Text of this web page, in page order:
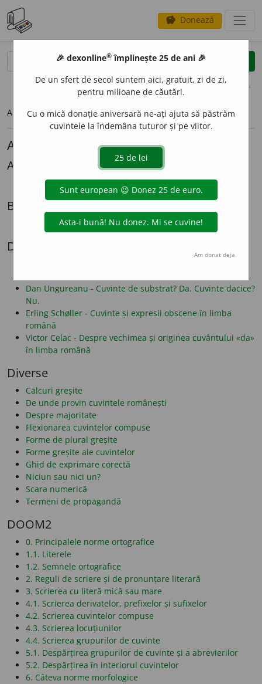
savings Donează
opțiuni
Articolul pe care îl căutați nu există.
Alte articole lingvistice
Alexandru Graur
Mi-ar *place
Biografii
Radiografia unei expatrieri - Cazul Lazăr Șăineanu
Dezbateri
Dan Ungureanu - Cuvinte de substrat? Da. Cuvinte dacice?
Nu.
Erling Schøller - Cuvinte și expresii obscene în limba
română
Victor Celac - Despre vechimea și originea cuvântului «da»
în limba română
Diverse
Calcuri greșite
De unde provin cuvintele românești
Despre majoritate
Flexionarea cuvintelor compuse
Forme de plural greșite
Forme greșite ale cuvintelor
Ghid de exprimare corectă
Niciun sau nici un?
Scara numerică
Termeni de propagandă
DOOM2
0. Principalele norme ortografice
1.1. Literele
1.2. Semnele ortografice
2. Reguli de scriere și de pronunțare literară
3. Scrierea cu literă mică sau mare
4.1. Scrierea derivatelor, prefixelor și sufixelor
4.2. Scrierea cuvintelor compuse
4.3. Scrierea locuțiunilor
4.4. Scrierea grupurilor de cuvinte
5.1. Despărțirea grupurilor de cuvinte și a abrevierilor
5.2. Despărțirea în interiorul cuvintelor
6. Câteva norme morfologice
🎉 dexonline® împlinește 25 de ani 🎉
De un sfert de secol suntem aici, gratuit, zi de zi,
pentru milioane de căutări.
Cu o mică donație aniversară ne-ați ajuta să păstrăm
cuvintele la îndemâna tuturor și pe viitor.
Am donat deja.